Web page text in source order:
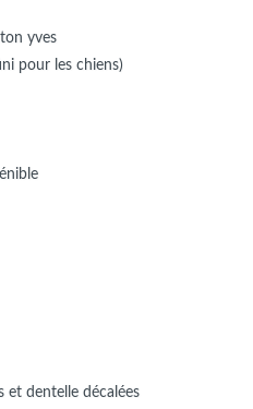
yves
pour les chiens)
et dentelle décalées